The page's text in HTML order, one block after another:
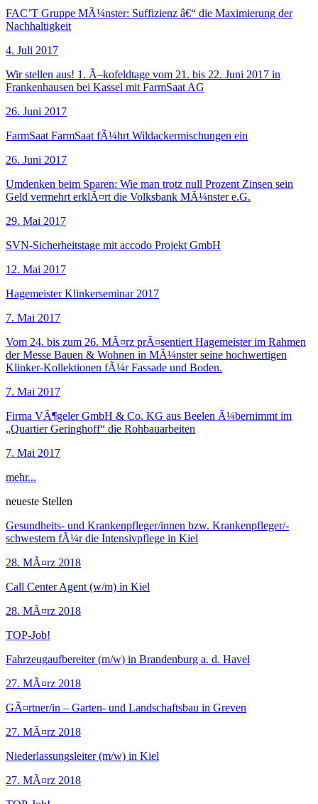
FAC’T Gruppe MÃ¼nster: Suffizienz â€“ die Maximierung der
Nachhaltigkeit
4. Juli 2017
Wir stellen aus! 1. Ã–kofeldtage vom 21. bis 22. Juni 2017 in
Frankenhausen bei Kassel mit FarmSaat AG
26. Juni 2017
FarmSaat FarmSaat fÃ¼hrt Wildackermischungen ein
26. Juni 2017
Umdenken beim Sparen: Wie man trotz null Prozent Zinsen sein
Geld vermehrt erklÃ¤rt die Volksbank MÃ¼nster e.G.
29. Mai 2017
SVN-Sicherheitstage mit accodo Projekt GmbH
12. Mai 2017
Hagemeister Klinkerseminar 2017
7. Mai 2017
Vom 24. bis zum 26. MÃ¤rz prÃ¤sentiert Hagemeister im Rahmen
der Messe Bauen & Wohnen in MÃ¼nster seine hochwertigen
Klinker-Kollektionen fÃ¼r Fassade und Boden.
7. Mai 2017
Firma VÃ¶geler GmbH & Co. KG aus Beelen Ã¼bernimmt im
„Quartier Geringhoff“ die Rohbauarbeiten
7. Mai 2017
mehr...
neueste Stellen
Gesundheits- und Krankenpfleger/innen bzw. Krankenpfleger/-
schwestern fÃ¼r die Intensivpflege in Kiel
28. MÃ¤rz 2018
Call Center Agent (w/m) in Kiel
28. MÃ¤rz 2018
TOP-Job!
Fahrzeugaufbereiter (m/w) in Brandenburg a. d. Havel
27. MÃ¤rz 2018
GÃ¤rtner/in – Garten- und Landschaftsbau in Greven
27. MÃ¤rz 2018
Niederlassungsleiter (m/w) in Kiel
27. MÃ¤rz 2018